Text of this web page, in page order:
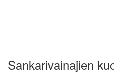
Sankarivainajien